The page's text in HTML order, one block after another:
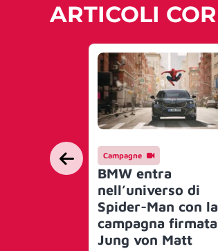
ARTICOLI
Campagne
BMW entra
nell’universo di
Spider-Man con la
campagna firmata
Jung von Matt